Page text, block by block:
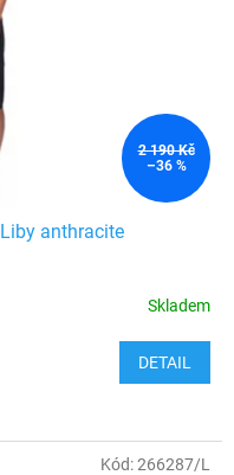
2 190 Kč
–36 %
anthracite
Skladem
DETAIL
Kód:266287/L